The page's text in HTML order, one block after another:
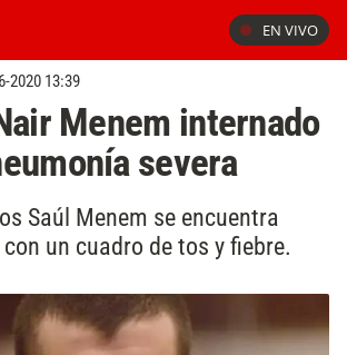
EN VIVO
2020 13:39
Menem internado
severa
Saúl Menem se encuentra
un cuadro de tos y fiebre.